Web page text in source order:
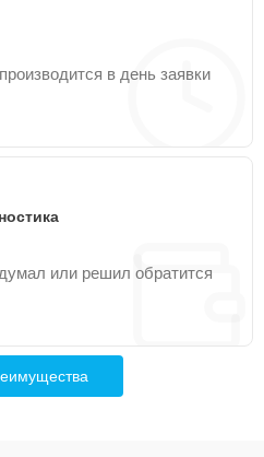
в день заявки
или решил обратится